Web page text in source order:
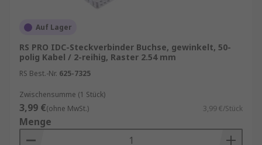
Auf Lager
RS PRO IDC-Steckverbinder Buchse, gewinkelt, 50-
polig Kabel / 2-reihig, Raster 2.54 mm
RS Best.-Nr. 625-7325
Zwischensumme (1 Stück)
3,99 €(ohne MwSt.) 3,99 €/Stück
Menge